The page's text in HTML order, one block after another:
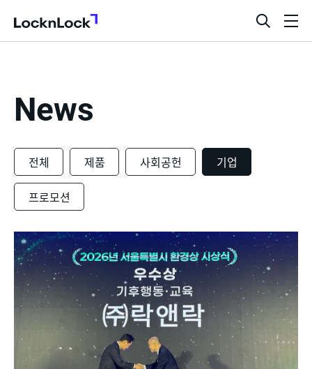
LocknLock
검
색
News
전체 제품 사회공헌 기업
프로모션